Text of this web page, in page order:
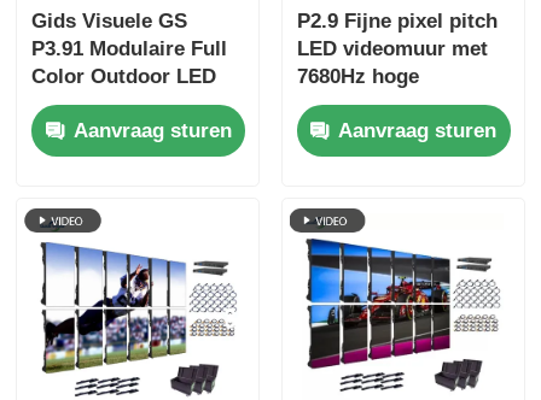
Gids Visuele GS
P3.91 Modulaire Full
Color Outdoor LED
Video Wall Anti-
Collision Cabinet
5000cd
Aanvraag sturen
P2.9 Fijne pixel pitch
LED videomuur met
7680Hz hoge
verversingsfrequentie
en dubbele stroom-
en signaalback-up
podiumgebeurtenissen
Aanvraag sturen